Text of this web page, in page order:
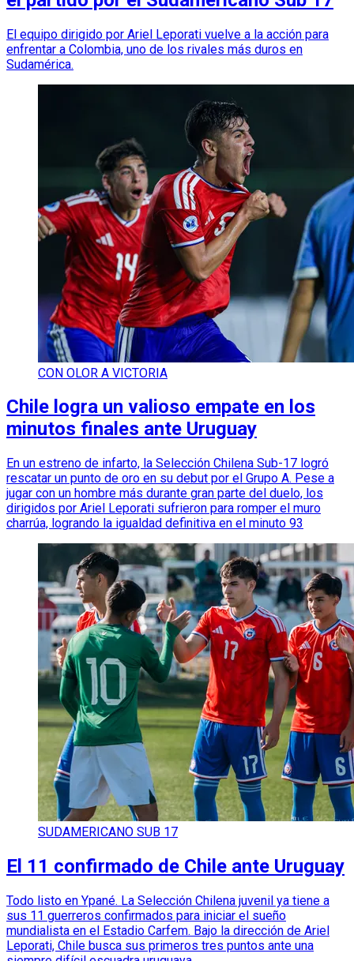
El equipo dirigido por Ariel Leporati vuelve a la acción para
enfrentar a Colombia, uno de los rivales más duros en
Sudamérica.
CON OLOR A VICTORIA
Chile logra un valioso empate en los
minutos finales ante Uruguay
En un estreno de infarto, la Selección Chilena Sub-17 logró
rescatar un punto de oro en su debut por el Grupo A. Pese a
jugar con un hombre más durante gran parte del duelo, los
dirigidos por Ariel Leporati sufrieron para romper el muro
charrúa, logrando la igualdad definitiva en el minuto 93
SUDAMERICANO SUB 17
El 11 confirmado de Chile ante Uruguay
Todo listo en Ypané. La Selección Chilena juvenil ya tiene a
sus 11 guerreros confirmados para iniciar el sueño
mundialista en el Estadio Carfem. Bajo la dirección de Ariel
Leporati, Chile busca sus primeros tres puntos ante una